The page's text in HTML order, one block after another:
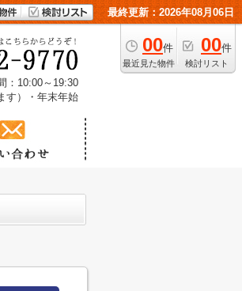
最終更新：2026年08月06日
00件
最近見た物件
00件
検討リスト
：10:00～19:30
す）・年末年始